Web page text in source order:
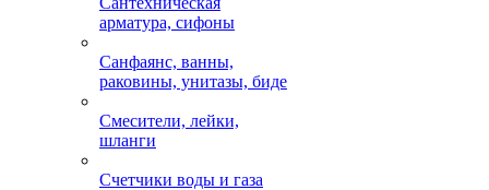
арматура, сифоны
Санфаянс, ванны,
раковины, унитазы, биде
Смесители, лейки,
шланги
Счетчики воды и газа